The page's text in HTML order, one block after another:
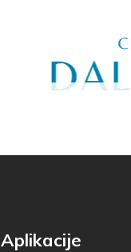
Aplikacije